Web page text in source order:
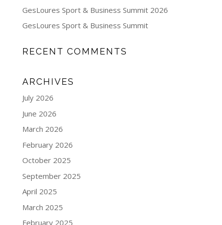
GesLoures Sport & Business Summit 2026
GesLoures Sport & Business Summit
RECENT COMMENTS
ARCHIVES
July 2026
June 2026
March 2026
February 2026
October 2025
September 2025
April 2025
March 2025
February 2025